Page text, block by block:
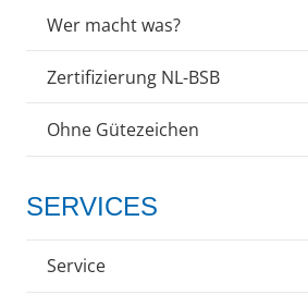
Wer macht was?
Zertifizierung NL-BSB
Ohne Gütezeichen
SERVICES
Service